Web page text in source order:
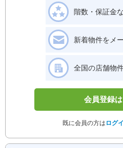
階数・保証金
新着物件をメ
全国の店舗物
会員登録
既に会員の方は ログ